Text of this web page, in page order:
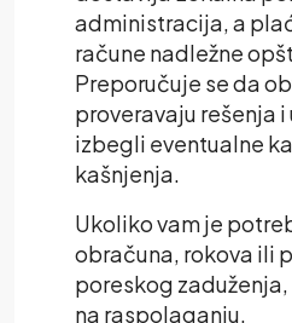
administracija, a
račune nadležne
Preporučuje se da
proveravaju rešenja
izbegli eventualne
kašnjenja.
Ukoliko vam je
obračuna, rokova ili
poreskog
na raspolaganju.